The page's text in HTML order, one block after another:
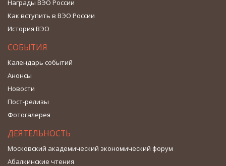
Награды ВЭО России
Как вступить в ВЭО России
История ВЭО
СОБЫТИЯ
Календарь событий
Анонсы
Новости
Пост-релизы
Фотогалерея
ДЕЯТЕЛЬНОСТЬ
Московский академический экономический форум
Абалкинские чтения